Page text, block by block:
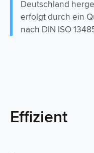
Deutschland
erfolgt durch ein
nach DIN ISO
Effizient